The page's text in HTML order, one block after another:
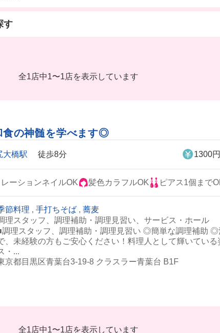
す
全1店中1〜1店を表示しています
食の神髄を学べます◎
大橋駅 徒歩8分 1300
ーションネイルOK 髪色カラフルOK ピアス1個まで
節料理 , 手打ちそば , 蕎麦
理スタッフ、調理補助・調理見習い、サービス・ホール
調理スタッフ、調理補助・調理見習い ◎簡単な調理補助
、未経験の方もご安心ください！料理人として輝いてい
・...
京都目黒区青葉台3-19-8 クラスラー青葉台 B1F
全1店中1〜1店を表示しています